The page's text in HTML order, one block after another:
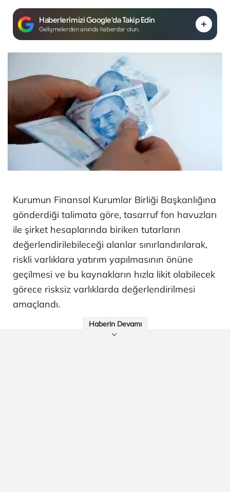
Haberlerimizi Google'da Takip Edin
Gelişmelerden anında haberdar olun.
Kurumun Finansal Kurumlar Birliği Başkanlığına
gönderdiği talimata göre, tasarruf fon havuzları
ile şirket hesaplarında biriken tutarların
değerlendirilebileceği alanlar sınırlandırılarak,
riskli varlıklara yatırım yapılmasının önüne
geçilmesi ve bu kaynakların hızla likit olabilecek
görece risksiz varlıklarda değerlendirilmesi
amaçlandı.
Haberin Devamı